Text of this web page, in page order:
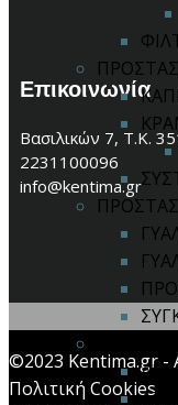
Επικοινωνία
Βασιλικών 7, Τ.Κ.
2231100096
info@kentima.gr
©2023 Kentima.gr -
Πολιτική Cookies